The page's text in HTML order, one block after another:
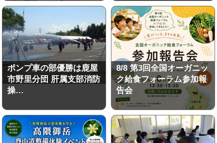
ポンプ車の部優勝は鹿屋
市野里分団 肝属支部消防
操…
8/8 第3回全国オーガニッ
ク給食フォーラム参加報
告会